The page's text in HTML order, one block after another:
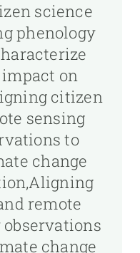
science
phenology
on
citizen
sensing
to
change
remote
change